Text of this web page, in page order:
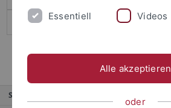
Service
Essentiell Videos
Alle akzeptieren
oder